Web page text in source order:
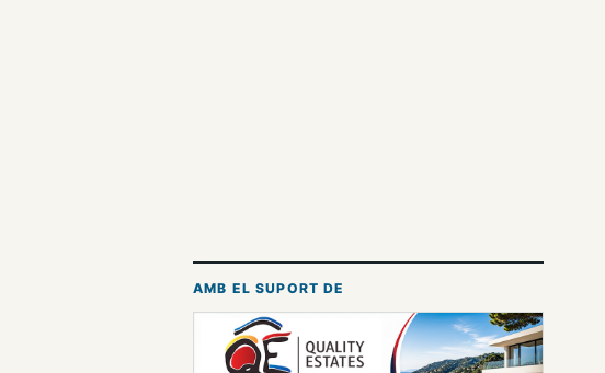
AMB EL SUPORT DE